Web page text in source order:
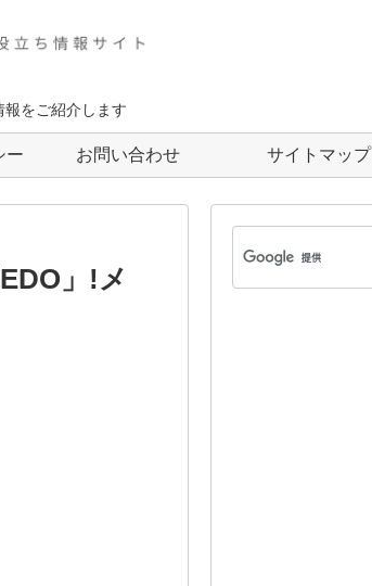
をご紹介します
ー お問い合わせ サイトマップ
」!メ